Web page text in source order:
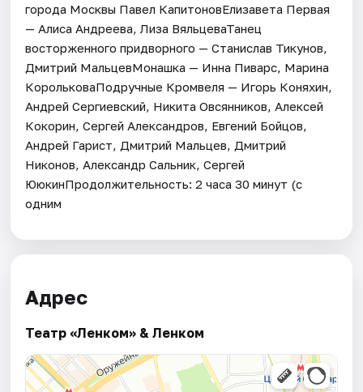
города Москвы Павел КапитоновЕлизавета Первая
— Алиса Андреева, Лиза ВяльцеваТанец
восторженного придворного — Станислав Тикунов,
Дмитрий МальцевМонашка — Инна Пиварс, Марина
КорольковаПодручные Кромвеля — Игорь Коняхин,
Андрей Сергиевский, Никита Овсянников, Алексей
Кокорин, Сергей Александров, Евгений Бойцов,
Андрей Гарист, Дмитрий Мальцев, Дмитрий
Никонов, Александр Сальник, Сергей
ЮюкинПродолжительность: 2 часа 30 минут (с
одним
Адрес
Театр «Ленком» & Ленком